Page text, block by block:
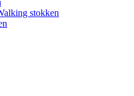
stokken